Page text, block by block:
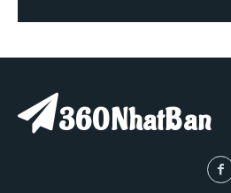
360NhatBan